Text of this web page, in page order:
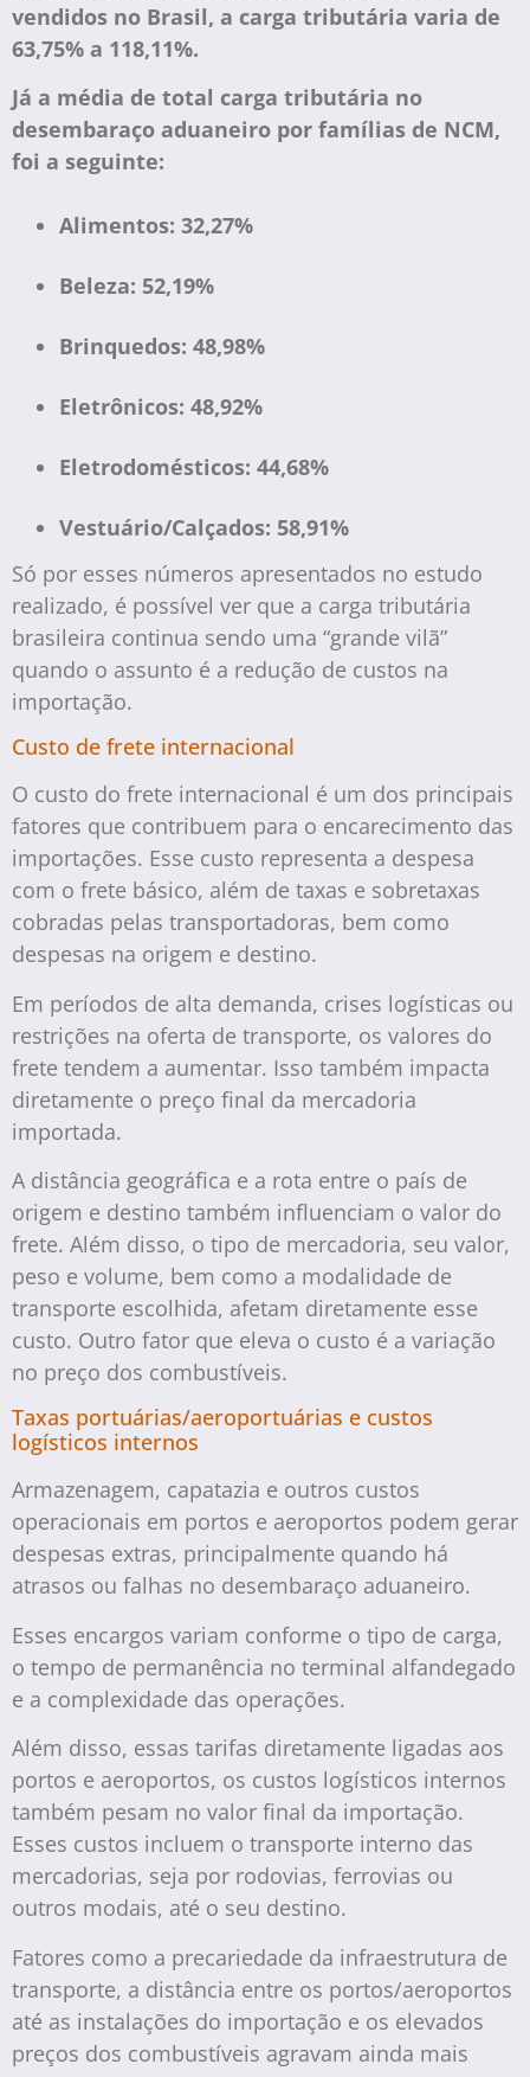
vendidos no Brasil, a carga tributária varia de
63,75% a 118,11%.
Já a média de total carga tributária no
desembaraço aduaneiro por famílias de NCM,
foi a seguinte:
Alimentos: 32,27%
Beleza: 52,19%
Brinquedos: 48,98%
Eletrônicos: 48,92%
Eletrodomésticos: 44,68%
Vestuário/Calçados: 58,91%
Só por esses números apresentados no estudo
realizado, é possível ver que a carga tributária
brasileira continua sendo uma “grande vilã”
quando o assunto é a redução de custos na
importação.
Custo de frete internacional
O custo do frete internacional é um dos principais
fatores que contribuem para o encarecimento das
importações. Esse custo representa a despesa
com o frete básico, além de taxas e sobretaxas
cobradas pelas transportadoras, bem como
despesas na origem e destino.
Em períodos de alta demanda, crises logísticas ou
restrições na oferta de transporte, os valores do
frete tendem a aumentar. Isso também impacta
diretamente o preço final da mercadoria
importada.
A distância geográfica e a rota entre o país de
origem e destino também influenciam o valor do
frete. Além disso, o tipo de mercadoria, seu valor,
peso e volume, bem como a modalidade de
transporte escolhida, afetam diretamente esse
custo. Outro fator que eleva o custo é a variação
no preço dos combustíveis.
Taxas portuárias/aeroportuárias e custos
logísticos internos
Armazenagem, capatazia e outros custos
operacionais em portos e aeroportos podem gerar
despesas extras, principalmente quando há
atrasos ou falhas no desembaraço aduaneiro.
Esses encargos variam conforme o tipo de carga,
o tempo de permanência no terminal alfandegado
e a complexidade das operações.
Além disso, essas tarifas diretamente ligadas aos
portos e aeroportos, os custos logísticos internos
também pesam no valor final da importação.
Esses custos incluem o transporte interno das
mercadorias, seja por rodovias, ferrovias ou
outros modais, até o seu destino.
Fatores como a precariedade da infraestrutura de
transporte, a distância entre os portos/aeroportos
até as instalações do importação e os elevados
preços dos combustíveis agravam ainda mais